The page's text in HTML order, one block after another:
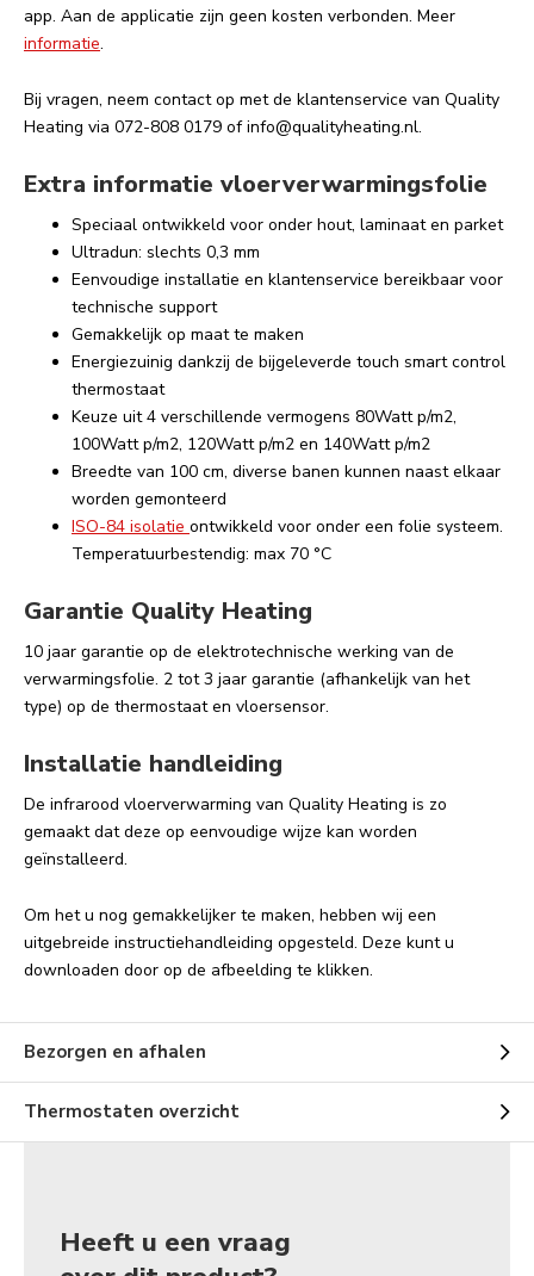
app. Aan de applicatie zijn geen kosten verbonden. Meer
informatie.
Bij vragen, neem contact op met de klantenservice van Quality
Heating via 072-808 0179 ofinfo@qualityheating.nl.
Extra informatie vloerverwarmingsfolie
Speciaal ontwikkeld voor onder hout, laminaat en parket
Ultradun: slechts 0,3 mm
Eenvoudige installatie en klantenservice bereikbaar voor
technische support
Gemakkelijk op maat te maken
Energiezuinig dankzij de bijgeleverde touch smart control
thermostaat
Keuze uit 4 verschillende vermogens 80Watt p/m2,
100Watt p/m2, 120Watt p/m2 en 140Watt p/m2
Breedte van 100 cm, diverse banen kunnen naast elkaar
worden gemonteerd
ISO-84 isolatie ontwikkeld voor onder een folie systeem.
Temperatuurbestendig: max 70 °C
Garantie Quality Heating
10 jaar garantie op de elektrotechnische werking van de
verwarmingsfolie. 2 tot 3 jaar garantie (afhankelijk van het
type) op de thermostaat en vloersensor.
Installatie handleiding
De infrarood vloerverwarming van Quality Heating is zo
gemaakt dat deze op eenvoudige wijze kan worden
geïnstalleerd.
Om het u nog gemakkelijker te maken, hebben wij een
uitgebreide instructiehandleiding opgesteld. Deze kunt u
downloaden door op de afbeelding te klikken.
Bezorgen en afhalen
Thermostaten overzicht
Heeft u een vraag